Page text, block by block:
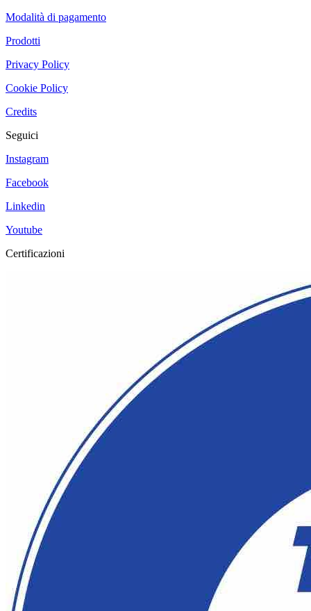
Modalità di pagamento
Prodotti
Privacy Policy
Cookie Policy
Credits
Seguici
Instagram
Facebook
Linkedin
Youtube
Certificazioni